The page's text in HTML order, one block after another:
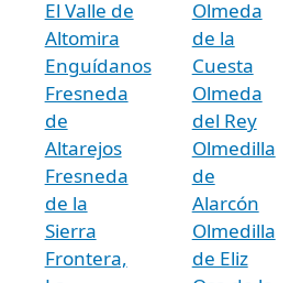
El Valle de
Altomira
Enguídanos
Fresneda
de
Altarejos
Fresneda
de la
Sierra
Frontera,
Olmeda
de la
Cuesta
Olmeda
del Rey
Olmedilla
de
Alarcón
Olmedilla
de Eliz